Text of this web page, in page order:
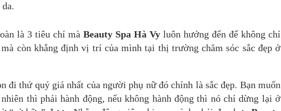
là 3 tiêu chí mà Beauty Spa Hà Vy luôn hướng đến để không chỉ
còn khẳng định vị trí của mình tại thị trường chăm sóc sắc đẹp ở
đi thứ quý giá nhất của người phụ nữ đó chính là sắc đẹp. Bạn muốn
thì phải hành động, nếu không hành động thì nó chỉ dừng lại ở